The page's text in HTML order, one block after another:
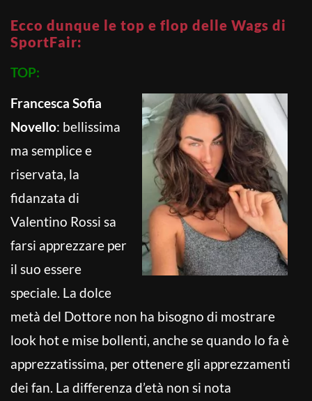
Ecco dunque le top e flop delle Wags di
SportFair:
TOP:
Francesca Sofia
Novello: bellissima
ma semplice e
riservata, la
fidanzata di
Valentino Rossi sa
farsi apprezzare per
il suo essere
speciale. La dolce
metà del Dottore non ha bisogno di mostrare
look hot e mise bollenti, anche se quando lo fa è
apprezzatissima, per ottenere gli apprezzamenti
dei fan. La differenza d’età non si nota